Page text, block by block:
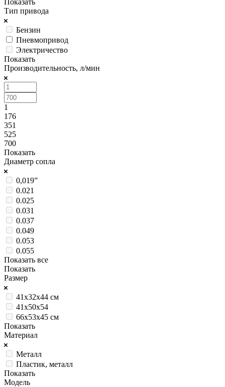
Тип привода
Бензин
Пневмопривод
Электричество
Показать
Производительность, л/мин
1
176
351
525
700
Показать
Диаметр сопла
0,019”
0.021
0.025
0.031
0.037
0.049
0.053
0.055
Показать все
Показать
Размер
41x32x44 см
41x50x54
66x53x45 см
Показать
Материал
Металл
Пластик, металл
Показать
Модель